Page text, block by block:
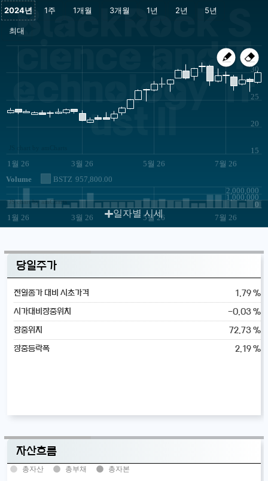
BlackRock S
cience and T
echnology Tr
ust II
1월 26 3월 26 5월 26 7월 26
15
20
25
30
Volume BSTZ 957,800.00
1월 26 3월 26 5월 26 7월 26
0
1,000,000
2,000,000
JS chart by amCharts
일자별 시세
당일주가
전일종가 대비 시초가격 1.79 %
시가대비장중위치 -0.03 %
장중위치 72.73 %
장중등락폭 2.19 %
자산흐름
총자산 총부채 총자본